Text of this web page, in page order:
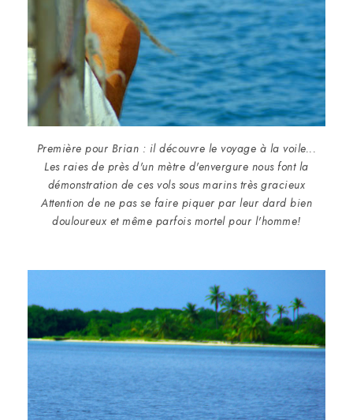
Première pour Brian : il découvre le voyage à la voile...
Les raies de près d'un mètre d'envergure nous font la
démonstration de ces vols sous marins très gracieux
Attention de ne pas se faire piquer par leur dard bien
douloureux et même parfois mortel pour l'homme!